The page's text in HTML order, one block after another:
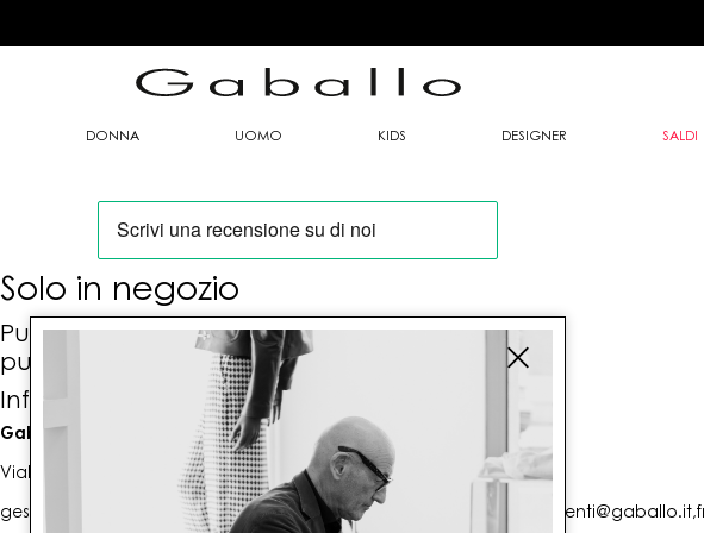
DONNA UOMO KIDS DESIGNER SALDI
Solo in negozio
Puoi trovare questo articolo solo presso i nostri
punti vendita:
Info contatti
Gaballo Mario srl
Viale G. Matteotti n. 23 00053 Civitavecchia (RM)